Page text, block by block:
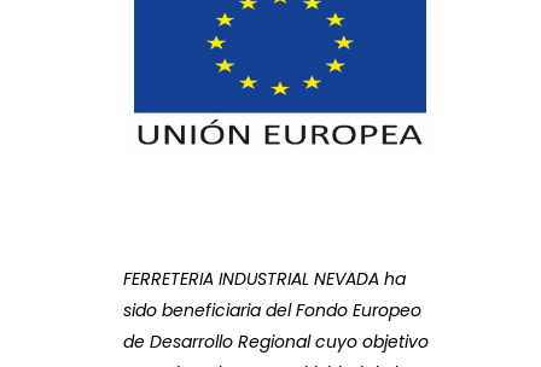
FERRETERIA INDUSTRIAL NEVADA ha
sido beneficiaria del Fondo Europeo
de Desarrollo Regional cuyo objetivo